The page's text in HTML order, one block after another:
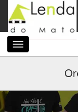
Categorias